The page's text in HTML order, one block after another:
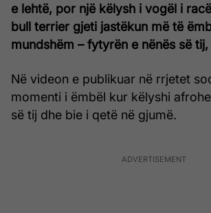
e lehtë, por një këlysh i vogël i
bull terrier gjeti jastëkun më të
mundshëm – fytyrën e nënës së
Në videon e publikuar në rrjetet
momenti i ëmbël kur këlyshi
së tij dhe bie i qetë në gjumë.